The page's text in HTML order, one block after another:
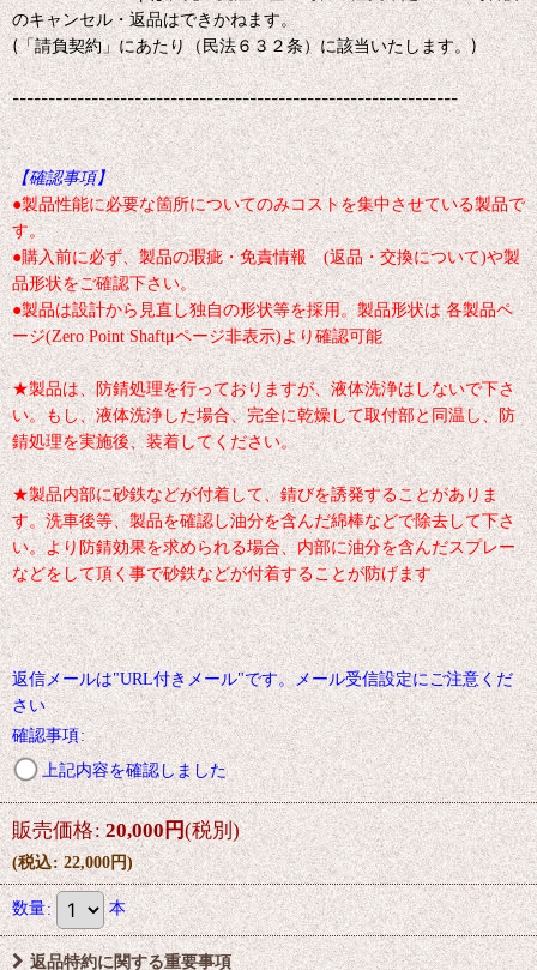
のキャンセル・返品はできかねます。
(「請負契約」にあたり（民法６３２条）に該当いたします。)
--------------------------------------------------------------
【確認事項】
●製品性能に必要な箇所についてのみコストを集中させている製品で
す。
●購入前に必ず、製品の瑕疵・免責情報 (返品・交換について)や製
品形状をご確認下さい。
●製品は設計から見直し独自の形状等を採用。製品形状は 各製品ペ
ージ(Zero Point Shaftμページ非表示)より確認可能
★製品は、防錆処理を行っておりますが、液体洗浄はしないで下さ
い。もし、液体洗浄した場合、完全に乾燥して取付部と同温し、防
錆処理を実施後、装着してください。
★製品内部に砂鉄などが付着して、錆びを誘発することがありま
す。洗車後等、製品を確認し油分を含んだ綿棒などで除去して下さ
い。より防錆効果を求められる場合、内部に油分を含んだスプレー
などをして頂く事で砂鉄などが付着することが防げます
返信メールは"URL付きメール"です。メール受信設定にご注意くだ
さい
確認事項:
上記内容を確認しました
販売価格: 20,000円(税別)
(税込: 22,000円)
数量: 本
返品特約に関する重要事項